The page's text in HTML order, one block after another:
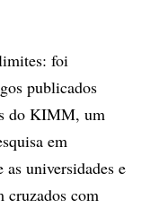
foi
publicados
do KIMM, um
em
universidades e
cruzados com